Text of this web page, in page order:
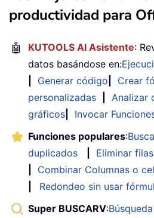
productividad para
🤖 KUTOOLS AI Asistente:
datos basándose en:
Generar código
Crear
personalizadas
Analizar
gráficos
Invocar
Funciones populares:
duplicados
Eliminar
Combinar Columnas o
Redondeo sin usar
Super BUSCARV: